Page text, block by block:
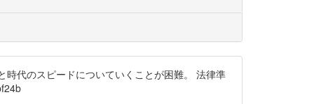
代のスピードについていくことが困難。 法律準